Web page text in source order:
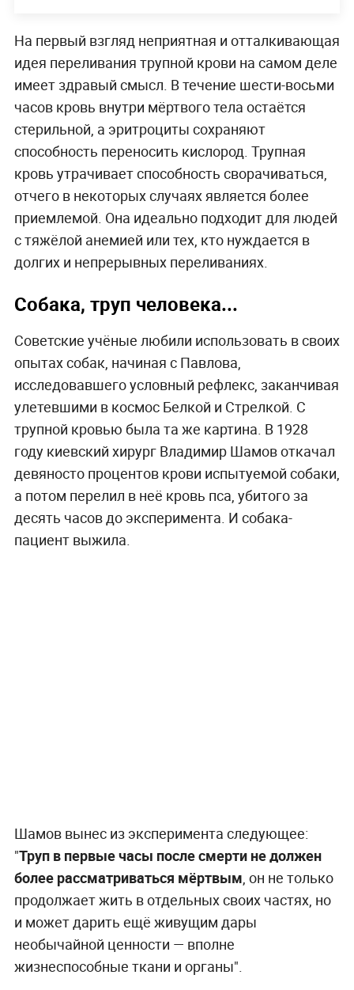
На первый взгляд неприятная и отталкивающая
идея переливания трупной крови на самом деле
имеет здравый смысл. В течение шести-восьми
часов кровь внутри мёртвого тела остаётся
стерильной, а эритроциты сохраняют
способность переносить кислород. Трупная
кровь утрачивает способность сворачиваться,
отчего в некоторых случаях является более
приемлемой. Она идеально подходит для людей
с тяжёлой анемией или тех, кто нуждается в
долгих и непрерывных переливаниях.
Собака, труп человека...
Советские учёные любили использовать в своих
опытах собак, начиная с Павлова,
исследовавшего условный рефлекс, заканчивая
улетевшими в космос Белкой и Стрелкой. С
трупной кровью была та же картина. В 1928
году киевский хирург Владимир Шамов откачал
девяносто процентов крови испытуемой собаки,
а потом перелил в неё кровь пса, убитого за
десять часов до эксперимента. И собака-
пациент выжила.
Шамов вынес из эксперимента следующее:
"Труп в первые часы после смерти не должен
более рассматриваться мёртвым, он не только
продолжает жить в отдельных своих частях, но
и может дарить ещё живущим дары
необычайной ценности — вполне
жизнеспособные ткани и органы".